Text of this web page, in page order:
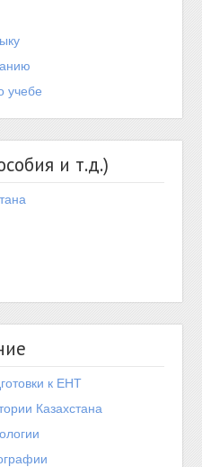
учебе
и т.д.)
к ЕНТ
Казахстана